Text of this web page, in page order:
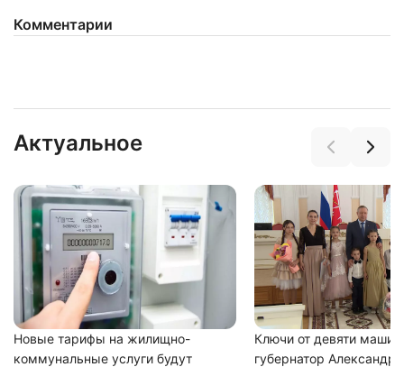
Комментарии
Актуальное
Новые тарифы на жилищно-
коммунальные услуги будут
Ключи от девяти машин
губернатор Александр